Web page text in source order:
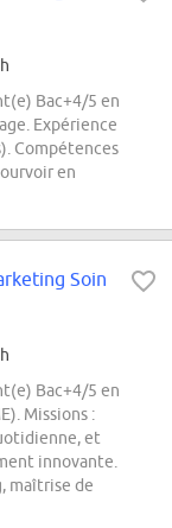
Bac+4/5 en
Expérience
Compétences
en
Soin
Bac+4/5 en
Missions :
et
innovante.
maîtrise de